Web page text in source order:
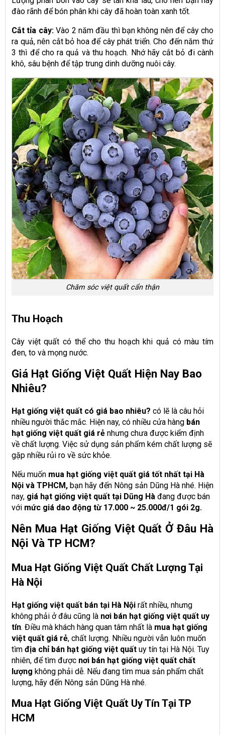
đào rãnh để bón phân khi cây đã hoàn toàn xanh tốt.
Cắt tỉa cây:Vào 2 năm đầu thì bạn không nên để cây cho
ra quả, nên cắt bỏ hoa để cây phát triển. Cho đến năm thứ
3 thì để cho ra quả và thu hoạch. Nhớ hãy cắt bỏ đi cành
khô, sâu bệnh để tập trung dinh dưỡng nuôi cây.
Chăm sóc việt quất cẩn thận
Thu Hoạch
Cây việt quất có thể cho thu hoạch khi quả có màu tím
đen, to và mọng nước.
Giá Hạt Giống Việt Quất Hiện Nay Bao
Nhiêu?
Hạt giống việt quất có giá bao nhiêu? có lẽ là câu hỏi
nhiều người thắc mắc. Hiện nay, có nhiều cửa hàng bán
hạt giống việt quất giá rẻ nhưng chưa được kiểm định
về chất lượng. Việc sử dụng sản phẩm kém chất lượng sẽ
gặp nhiều rủi ro về sức khỏe.
Nếu muốn mua hạt giống việt quất giá tốt nhất tại Hà
Nội và TPHCM, bạn hãy đến Nông sản Dũng Hà nhé. Hiện
nay, giá hạt giống việt quất tại Dũng Hà đang được bán
với mức giá dao động từ 17.000 ~ 25.000đ/1 gói 2g.
Nên Mua Hạt Giống Việt Quất Ở Đâu Hà
Nội Và TP HCM?
Mua Hạt Giống Việt Quất Chất Lượng Tại
Hà Nội
Hạt giống việt quất bán tại Hà Nội rất nhiều, nhưng
không phải ở đâu cũng là nơi bán hạt giống việt quất uy
tín. Điều mà khách hàng quan tâm nhất là mua hạt giống
việt quất giá rẻ, chất lượng. Nhiều người vẫn luôn muốn
tìm địa chỉ bán hạt giống việt quất uy tín tại Hà Nội. Tuy
nhiên, để tìm được nơi bán hạt giống việt quất chất
lượng không phải dễ. Nếu đang tìm mua sản phẩm chất
lượng, hãy đến Nông sản Dũng Hà nhé.
Mua Hạt Giống Việt Quất Uy Tín Tại TP
HCM